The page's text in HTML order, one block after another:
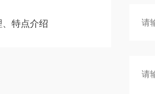
特点介绍